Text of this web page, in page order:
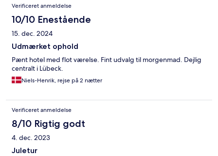
Verificeret anmeldelse
10/10 Enestående
15. dec. 2024
Udmærket ophold
Pænt hotel med flot værelse. Fint udvalg til morgenmad. Dejlig
centralt i Lübeck.
Niels-Henrik, rejse på 2 nætter
Verificeret anmeldelse
8/10 Rigtig godt
4. dec. 2023
Juletur